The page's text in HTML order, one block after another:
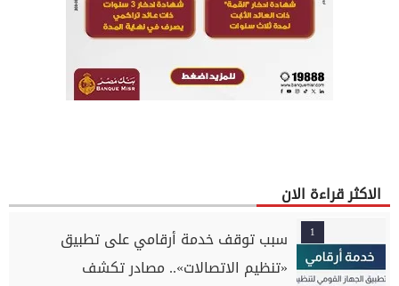
الاكثر قراءة الان
1
سبب توقف خدمة أرقامي على تطبيق
«تنظيم الاتصالات».. مصادر تكشف